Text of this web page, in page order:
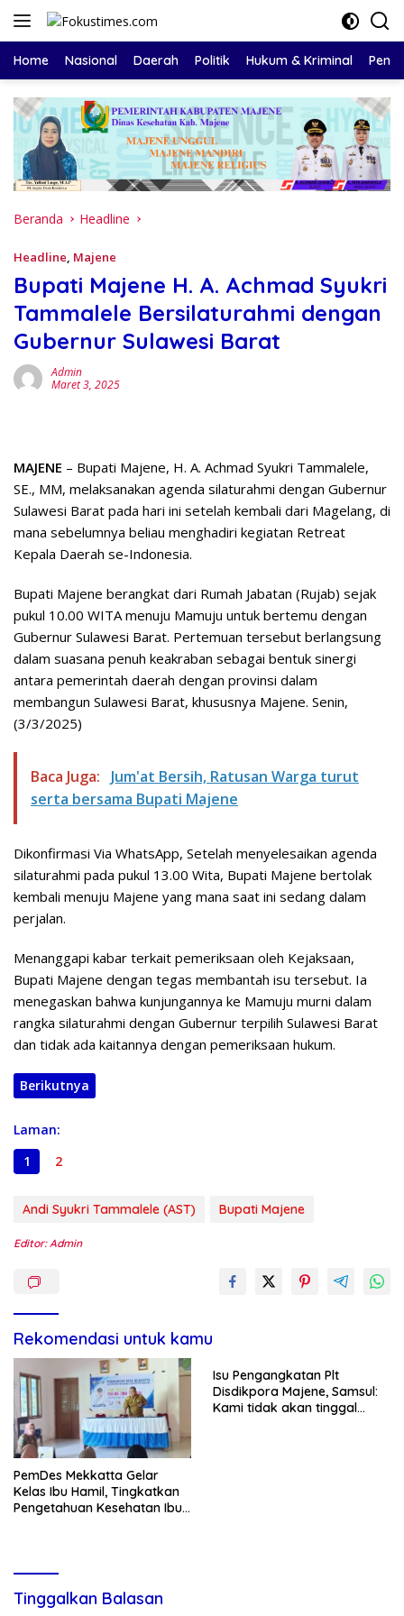
Langsung
Home Nasional Daerah Politik Hukum & Kriminal
Beranda Headline
Headline, Majene
Bupati Majene H. A. Achmad Syukri
Tammalele Bersilaturahmi dengan
Gubernur Sulawesi Barat
Admin
Maret 3, 2025
MAJENE – Bupati Majene, H. A. Achmad Syukri Tammalele,
SE., MM, melaksanakan agenda silaturahmi dengan Gubernur
Sulawesi Barat pada hari ini setelah kembali dari Magelang, di
mana sebelumnya beliau menghadiri kegiatan Retreat
Kepala Daerah se-Indonesia.
Bupati Majene berangkat dari Rumah Jabatan (Rujab) sejak
pukul 10.00 WITA menuju Mamuju untuk bertemu dengan
Gubernur Sulawesi Barat. Pertemuan tersebut berlangsung
dalam suasana penuh keakraban sebagai bentuk sinergi
antara pemerintah daerah dengan provinsi dalam
membangun Sulawesi Barat, khususnya Majene. Senin,
(3/3/2025)
Baca Juga:
Jum'at Bersih, Ratusan Warga turut
serta bersama Bupati Majene
Dikonfirmasi Via WhatsApp, Setelah menyelesaikan agenda
silaturahmi pada pukul 13.00 Wita, Bupati Majene bertolak
kembali menuju Majene yang mana saat ini sedang dalam
perjalan.
Menanggapi kabar terkait pemeriksaan oleh Kejaksaan,
Bupati Majene dengan tegas membantah isu tersebut. Ia
menegaskan bahwa kunjungannya ke Mamuju murni dalam
rangka silaturahmi dengan Gubernur terpilih Sulawesi Barat
dan tidak ada kaitannya dengan pemeriksaan hukum.
Berikutnya
Laman:
1
2
Andi Syukri Tammalele (AST) Bupati Majene
Editor: Admin
Rekomendasi untuk kamu
PemDes Mekkatta Gelar
Kelas Ibu Hamil, Tingkatkan
Pengetahuan Kesehatan Ibu
Isu Pengangkatan Plt
Disdikpora Majene, Samsul:
Kami tidak akan tinggal
Tinggalkan Balasan